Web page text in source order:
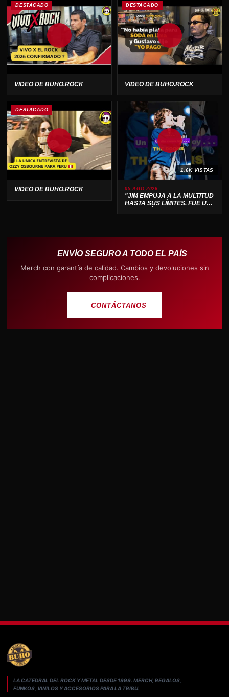
DESTACADO
VIDEO DE BUHO.ROCK
DESTACADO
VIDEO DE BUHO.ROCK
DESTACADO
VIDEO DE BUHO.ROCK
1.6K VISTAS
05 AGO 2026
"JIM EMPUJA A LA MULTITUD
HASTA SUS LÍMITES. FUE UN
ENVÍO SEGURO A TODO EL PAÍS
Merch con garantía de calidad. Cambios y devoluciones sin
complicaciones.
CONTÁCTANOS
LA CATEDRAL DEL ROCK Y METAL DESDE 1999. MERCH, REGALOS,
FUNKOS, VINILOS Y ACCESORIOS PARA LA TRIBU.